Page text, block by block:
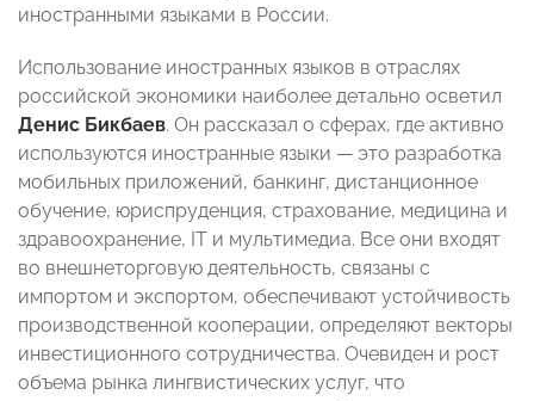
иностранными языками в России.
Использование иностранных языков в отраслях
российской экономики наиболее детально осветил
Денис Бикбаев. Он рассказал о сферах, где активно
используются иностранные языки — это разработка
мобильных приложений, банкинг, дистанционное
обучение, юриспруденция, страхование, медицина и
здравоохранение, IT и мультимедиа. Все они входят
во внешнеторговую деятельность, связаны с
импортом и экспортом, обеспечивают устойчивость
производственной кооперации, определяют векторы
инвестиционного сотрудничества. Очевиден и рост
объема рынка лингвистических услуг, что